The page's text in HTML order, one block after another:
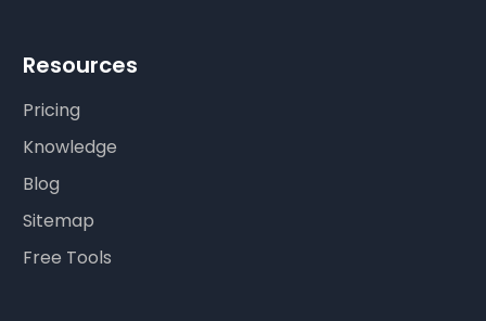
Resources
Pricing
Knowledge
Blog
Sitemap
Free Tools